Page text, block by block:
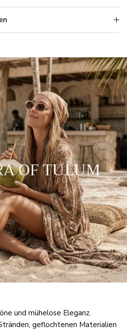
OF TULUM
und mühelose Eleganz.
geflochtenen Materialien